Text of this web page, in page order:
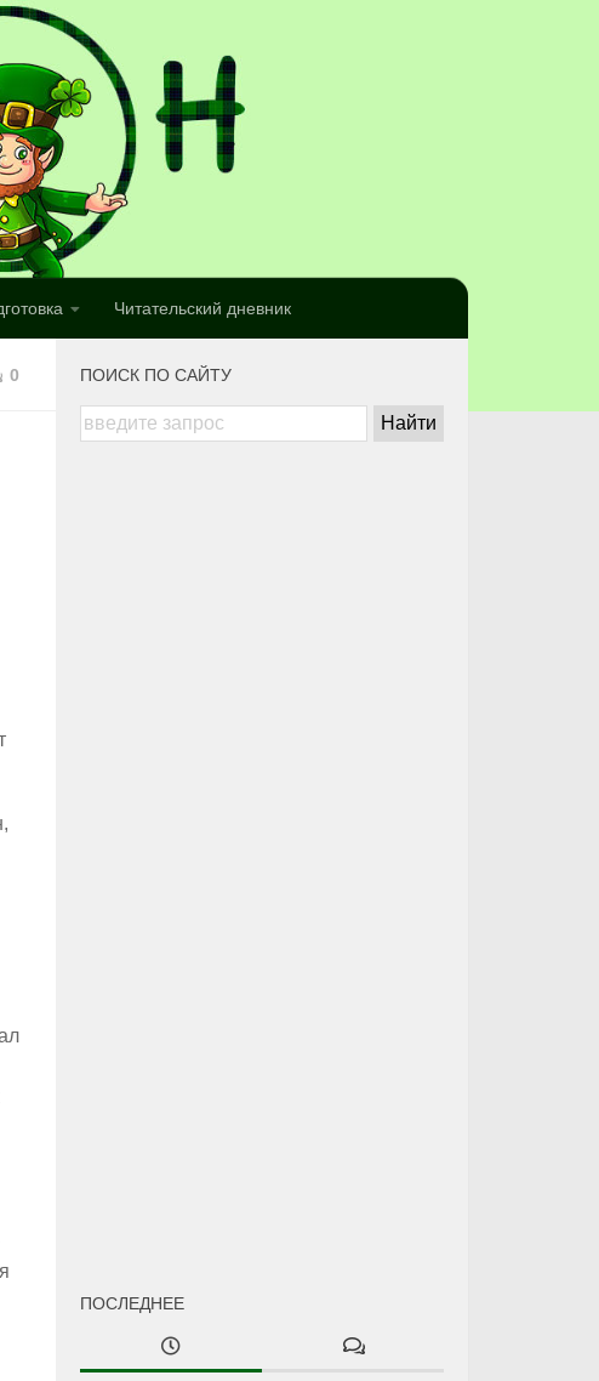
Читательский дневник
0 ПОИСК ПО САЙТУ
ПОСЛЕДНЕЕ